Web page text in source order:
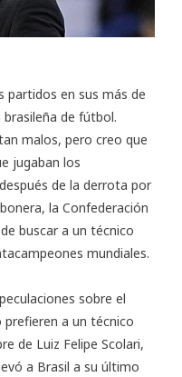
partidos en sus más de
de fútbol.
malos, pero creo que
jugaban los
de la derrota por
la Confederación
buscar a un técnico
mundiales.
sobre el
prefieren a un técnico
de Luiz Felipe Scolari,
a Brasil a su último